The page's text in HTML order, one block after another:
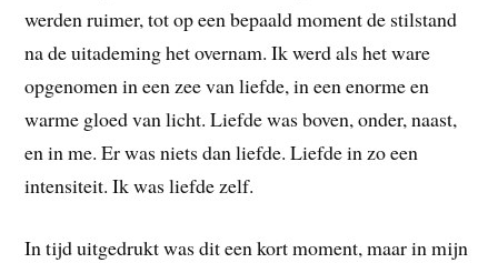
werden ruimer, tot op een bepaald moment de stilstand
na de uitademing het overnam. Ik werd als het ware
opgenomen in een zee van liefde, in een enorme en
warme gloed van licht. Liefde was boven, onder, naast,
en in me. Er was niets dan liefde. Liefde in zo een
intensiteit. Ik was liefde zelf.
In tijd uitgedrukt was dit een kort moment, maar in mijn